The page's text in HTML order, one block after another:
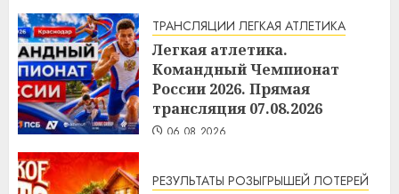
ТРАНСЛЯЦИИ ЛЕГКАЯ АТЛЕТИКА
Легкая атлетика.
Командный Чемпионат
России 2026. Прямая
трансляция 07.08.2026
06.08.2026
РЕЗУЛЬТАТЫ РОЗЫГРЫШЕЙ ЛОТЕРЕЙ